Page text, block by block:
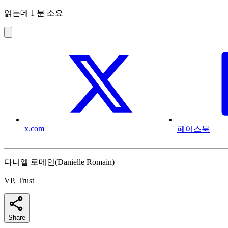
읽는데 1 분 소요
x.com 페이스북
다니엘 로메인(Danielle Romain)
VP, Trust
Share